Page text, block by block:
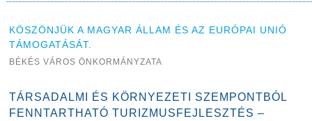
KÖSZÖNJÜK A MAGYAR ÁLLAM ÉS AZ EURÓPAI UNIÓ
TÁMOGATÁSÁT.
BÉKÉS VÁROS ÖNKORMÁNYZATA
TÁRSADALMI ÉS KÖRNYEZETI SZEMPONTBÓL
FENNTARTHATÓ TURIZMUSFEJLESZTÉS –